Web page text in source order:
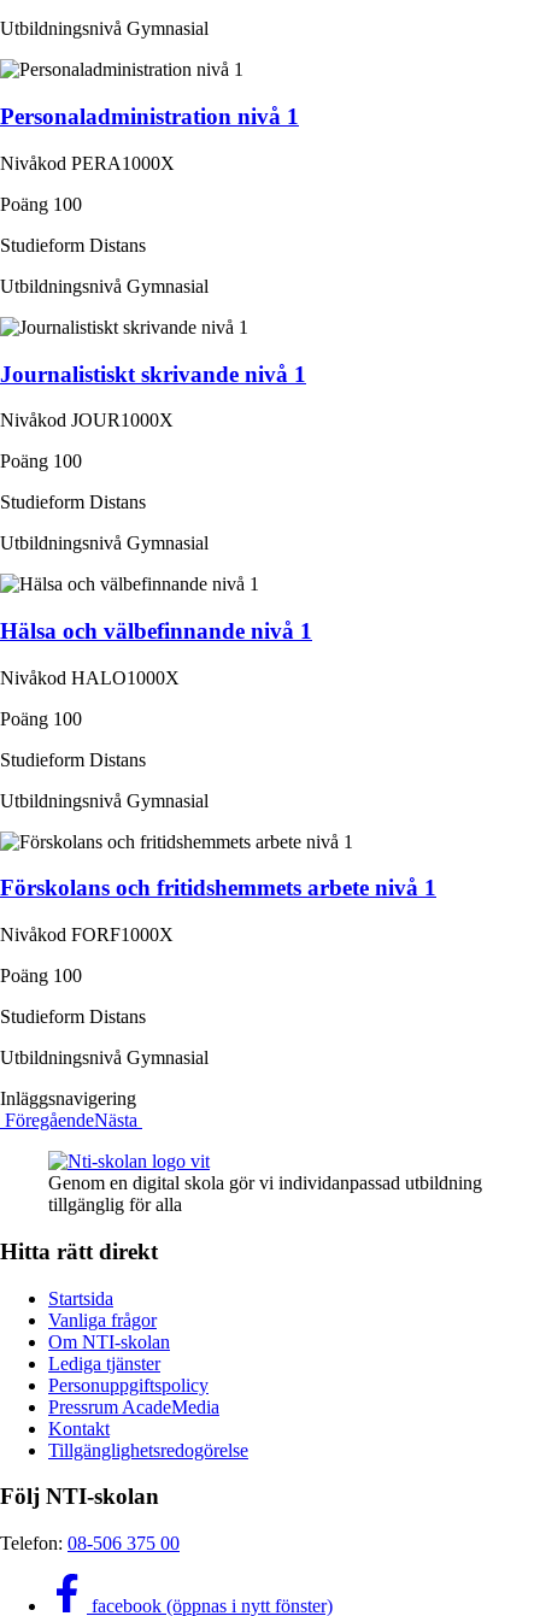
Utbildningsnivå Gymnasial
Personaladministration nivå 1
Nivåkod PERA1000X
Poäng 100
Studieform Distans
Utbildningsnivå Gymnasial
Journalistiskt skrivande nivå 1
Nivåkod JOUR1000X
Poäng 100
Studieform Distans
Utbildningsnivå Gymnasial
Hälsa och välbefinnande nivå 1
Nivåkod HALO1000X
Poäng 100
Studieform Distans
Utbildningsnivå Gymnasial
Förskolans och fritidshemmets arbete nivå 1
Nivåkod FORF1000X
Poäng 100
Studieform Distans
Utbildningsnivå Gymnasial
Inläggsnavigering
FöregåendeNästa
Genom en digital skola gör vi individanpassad utbildning
tillgänglig för alla
Hitta rätt direkt
Startsida
Vanliga frågor
Om NTI-skolan
Lediga tjänster
Personuppgiftspolicy
Pressrum AcadeMedia
Kontakt
Tillgänglighetsredogörelse
Följ NTI-skolan
Telefon: 08-506 375 00
facebook (öppnas i nytt fönster)